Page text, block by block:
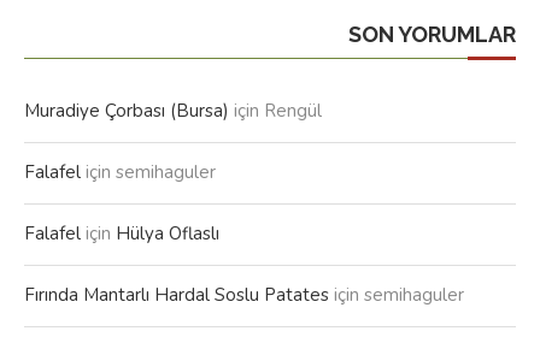
SON YORUMLAR
Muradiye Çorbası (Bursa) için Rengül
Falafel için semihaguler
Falafel için Hülya Oflaslı
Fırında Mantarlı Hardal Soslu Patates için semihaguler